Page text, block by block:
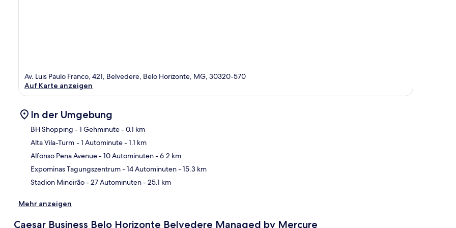
Av. Luis Paulo Franco, 421, Belvedere, Belo Horizonte, MG, 30320-570
Auf Karte anzeigen
In der Umgebung
BH Shopping - 1 Gehminute- 0.1 km
Alta Vila-Turm - 1 Autominute- 1.1 km
Alfonso Pena Avenue- 10 Autominuten- 6.2 km
Expominas Tagungszentrum- 14 Autominuten- 15.3 km
Stadion Mineirão- 27 Autominuten- 25.1 km
Mehr anzeigen
Caesar Business Belo Horizonte Belvedere Managed by Mercure